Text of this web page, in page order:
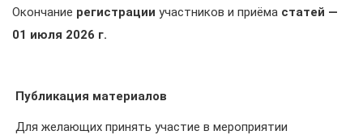
Окончание регистрации участников и приёма статей —
01 июля 2026 г.
Публикация материалов
Для желающих принять участие в мероприятии